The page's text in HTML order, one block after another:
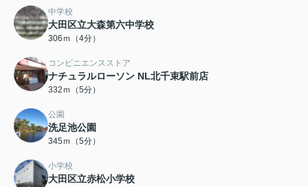
中学校
大田区立大森第六中学校
306ｍ（4分）
コンビニエンスストア
ナチュラルローソン NL北千束駅前店
332ｍ（5分）
公園
洗足池公園
345ｍ（5分）
小学校
大田区立赤松小学校